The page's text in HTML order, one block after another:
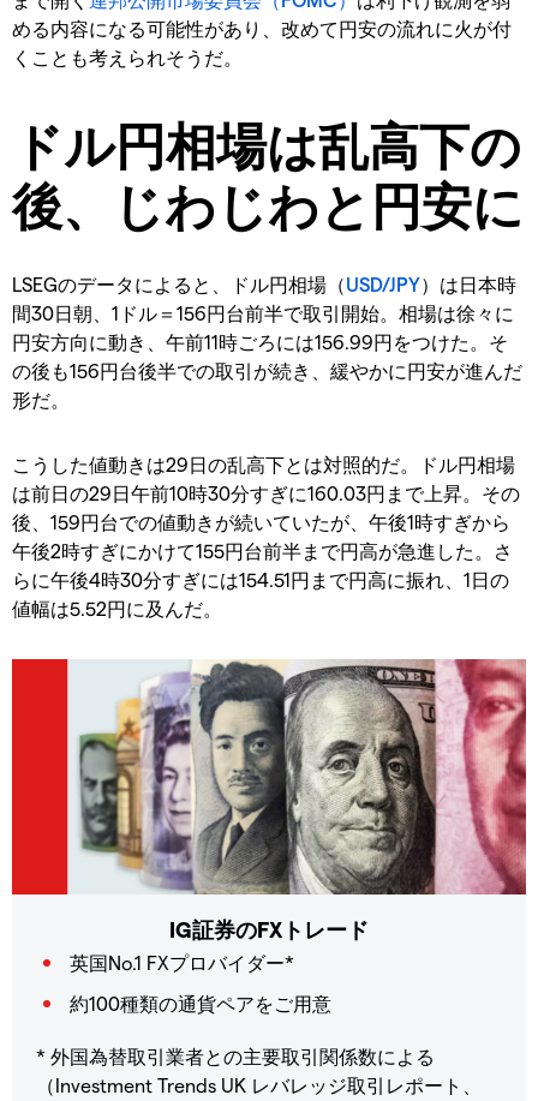
める内容になる可能性があり、改めて円安の流れに火が付
くことも考えられそうだ。
ドル円相場は乱高下の
後、じわじわと円安に
LSEGのデータによると、ドル円相場（USD/JPY）は日本時
間30日朝、1ドル＝156円台前半で取引開始。相場は徐々に
円安方向に動き、午前11時ごろには156.99円をつけた。そ
の後も156円台後半での取引が続き、緩やかに円安が進んだ
形だ。
こうした値動きは29日の乱高下とは対照的だ。ドル円相場
は前日の29日午前10時30分すぎに160.03円まで上昇。その
後、159円台での値動きが続いていたが、午後1時すぎから
午後2時すぎにかけて155円台前半まで円高が急進した。さ
らに午後4時30分すぎには154.51円まで円高に振れ、1日の
値幅は5.52円に及んだ。
IG証券のFXトレード
英国No.1 FXプロバイダー*
約100種類の通貨ペアをご用意
* 外国為替取引業者との主要取引関係数による
（Investment Trends UK レバレッジ取引レポート、